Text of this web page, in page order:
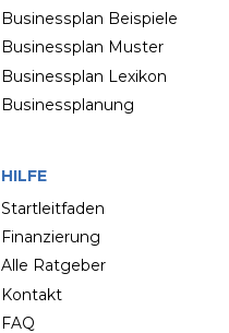
Businessplan Beispiele
Businessplan Muster
Businessplan Lexikon
Businessplanung
HILFE
Startleitfaden
Finanzierung
Alle Ratgeber
Kontakt
FAQ